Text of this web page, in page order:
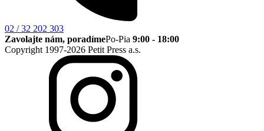
02 / 32 202 303
Zavolajte nám, poradímePo-Pia 9:00 - 18:00
Copyright 1997-2026 Petit Press a.s.